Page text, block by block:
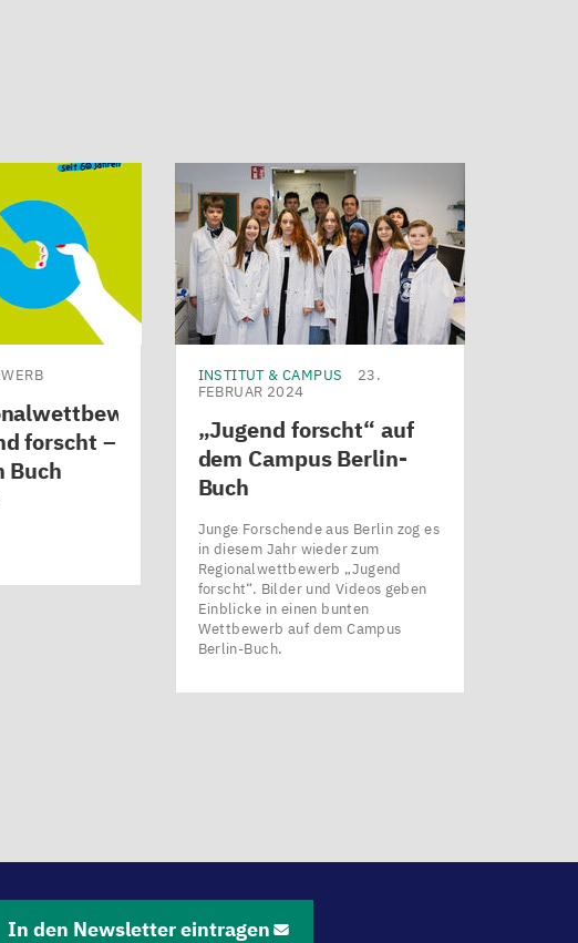
forscht –
Buch
INSTITUT & CAMPUS
23.
FEBRUAR 2024
„Jugend forscht“ auf
dem Campus Berlin-
Buch
Junge Forschende aus Berlin zog es
in diesem Jahr wieder zum
Regionalwettbewerb ​„Jugend
forscht“. Bilder und Videos geben
Einblicke in einen bunten
Wettbewerb auf dem Campus
Berlin-Buch.
In den Newsletter eintragen